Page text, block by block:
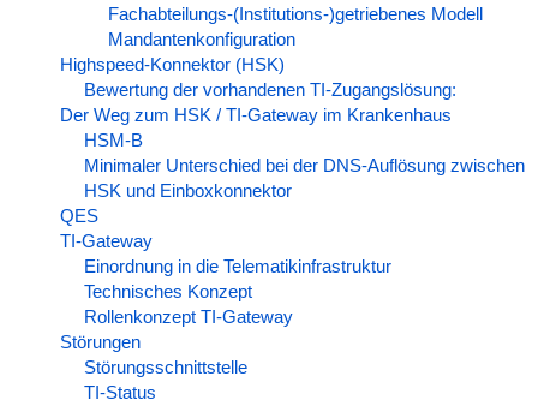
Fachabteilungs-(Institutions-)getriebenes Modell
Mandantenkonfiguration
Highspeed-Konnektor (HSK)
Bewertung der vorhandenen TI-Zugangslösung:
Der Weg zum HSK / TI-Gateway im Krankenhaus
HSM-B
Minimaler Unterschied bei der DNS-Auflösung zwischen
HSK und Einboxkonnektor
QES
TI-Gateway
Einordnung in die Telematikinfrastruktur
Technisches Konzept
Rollenkonzept TI-Gateway
Störungen
Störungsschnittstelle
TI-Status